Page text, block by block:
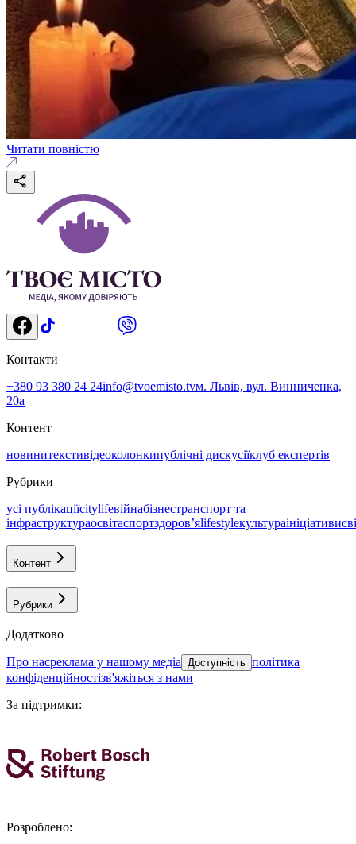
Читати повністю
Контакти
+380 93 380 24 24info@tvoemisto.tvм. Львів, вул. Винниченка,
20а
Контент
новинитекстивідеоколонкипублічні дискусіїклуб експертів
Рубрики
усі публікаціїcitylifeвійнабізнестранспорт та
інфраструктураосвітаспортздоровʼяlifestyleкультураініціативи
Контент
Рубрики
Додатково
про насреклама у нашому медіа Доступність політика
конфіденційностізв'яжіться з нами
За підтримки:
Розроблено: